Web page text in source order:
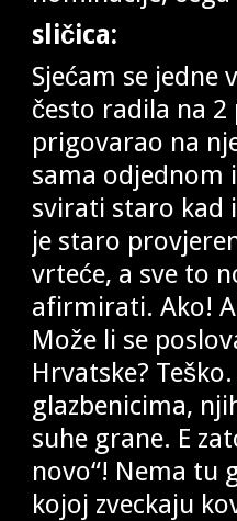
sličica:
Sjećam se jedne
često radila na
prigovarao na
sama odjednom
svirati staro kad
je staro
vrteće, a sve to
afirmirati. Ako!
Može li se
Hrvatske?
glazbenicima,
suhe grane. E
novo“! Nema tu
kojoj zveckaju